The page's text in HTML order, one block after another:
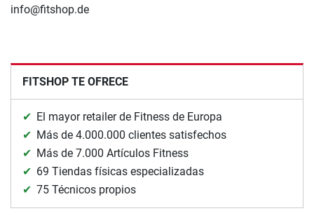
info@fitshop.de
FITSHOP TE OFRECE
El mayor retailer de Fitness de Europa
Más de 4.000.000 clientes satisfechos
Más de 7.000 Artículos Fitness
69 Tiendas físicas especializadas
75 Técnicos propios